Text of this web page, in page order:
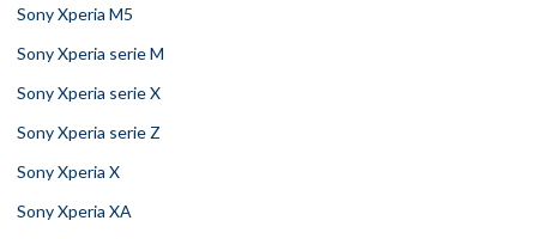
Sony Xperia M5
Sony Xperia serie M
Sony Xperia serie X
Sony Xperia serie Z
Sony Xperia X
Sony Xperia XA